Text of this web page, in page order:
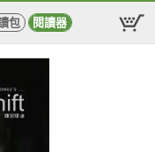
包 閱讀器